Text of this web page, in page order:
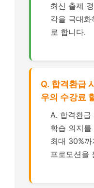
최신 출제
각을 극대
로 합니다.
Q. 합격환급
우의 수강료
A. 합격환급
학습 의지
최대 30%
프로모션을